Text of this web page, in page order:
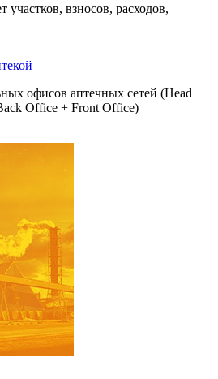
взносов, расходов,
офисов аптечных сетей (Head
Office + Front Office)